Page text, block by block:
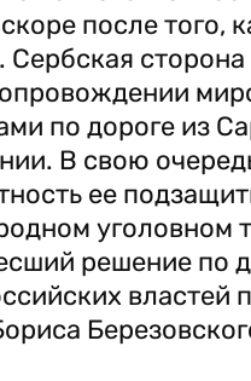
после того,
по дороге из
В свою
ее
уголовном
решение по
властей